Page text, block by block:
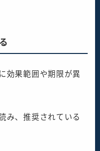
効果範囲や期限が異
み、推奨されている